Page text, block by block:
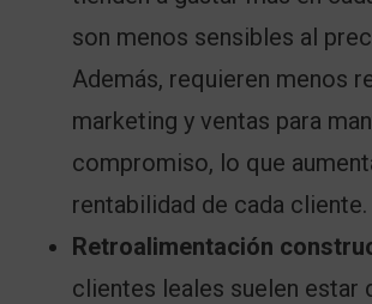
son menos sensibles al
Además, requieren menos
marketing y ventas para
compromiso, lo que
rentabilidad de cada cliente.
Retroalimentación
clientes leales suelen estar